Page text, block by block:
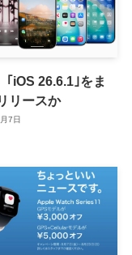
｢iOS 26.6.1｣をま
リースか
7日